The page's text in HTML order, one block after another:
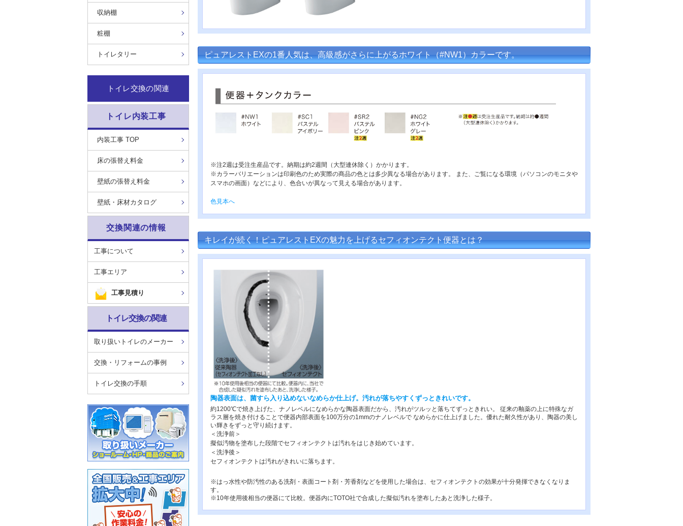
収納棚
粧棚
トイレタリー
トイレ交換の関連
トイレ内装工事
内装工事 TOP
床の張替え料金
壁紙の張替え料金
壁紙・床材カタログ
交換関連の情報
工事について
工事エリア
工事見積り
トイレ交換の関連
取り扱いトイレのメーカー
交換・リフォームの事例
トイレ交換の手順
ピュアレストEXの1番人気は、高級感がさらに上がるホワイト（#NW1）カラーです。
※注2週は受注生産品です。納期は約2週間（大型連休除く）かかります。
※カラーバリエーションは印刷色のため実際の商品の色とは多少異なる場合があります。 また、ご覧になる環境（パソコンのモニタや
スマホの画面）などにより、色合いが異なって見える場合があります。
色見本へ
キレイが続く！ピュアレストEXの魅力を上げるセフィオンテクト便器とは？
陶器表面は、菌すら入り込めないなめらか仕上げ。汚れが落ちやすくずっときれいです。
約1200℃で焼き上げた、ナノレベルになめらかな陶器表面だから、汚れがツルッと落ちてずっときれい。 従来の釉薬の上に特殊なガ
ラス層を焼き付けることで便器内部表面を100万分の1mmのナノレベルで なめらかに仕上げました。優れた耐久性があり、陶器の美し
い輝きをずっと守り続けます。
＜洗浄前＞
擬似汚物を塗布した段階でセフィオンテクトは汚れをはじき始めています。
＜洗浄後＞
セフィオンテクトは汚れがきれいに落ちます。
※はっ水性や防汚性のある洗剤・表面コート剤・芳香剤などを使用した場合は、セフィオンテクトの効果が十分発揮できなくなりま
す。
※10年使用後相当の便器にて比較。便器内にTOTO社で合成した擬似汚れを塗布したあと洗浄した様子。